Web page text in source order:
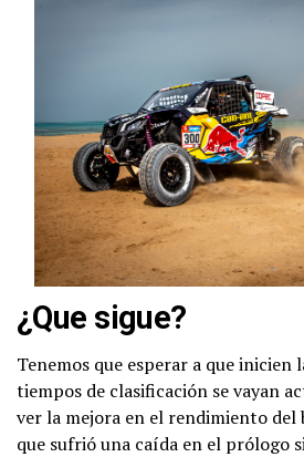
¿Que sigue?
Tenemos que esperar a que inicien
tiempos de clasificación se vayan
ver la mejora en el rendimiento del
que sufrió una caída en el prólogo